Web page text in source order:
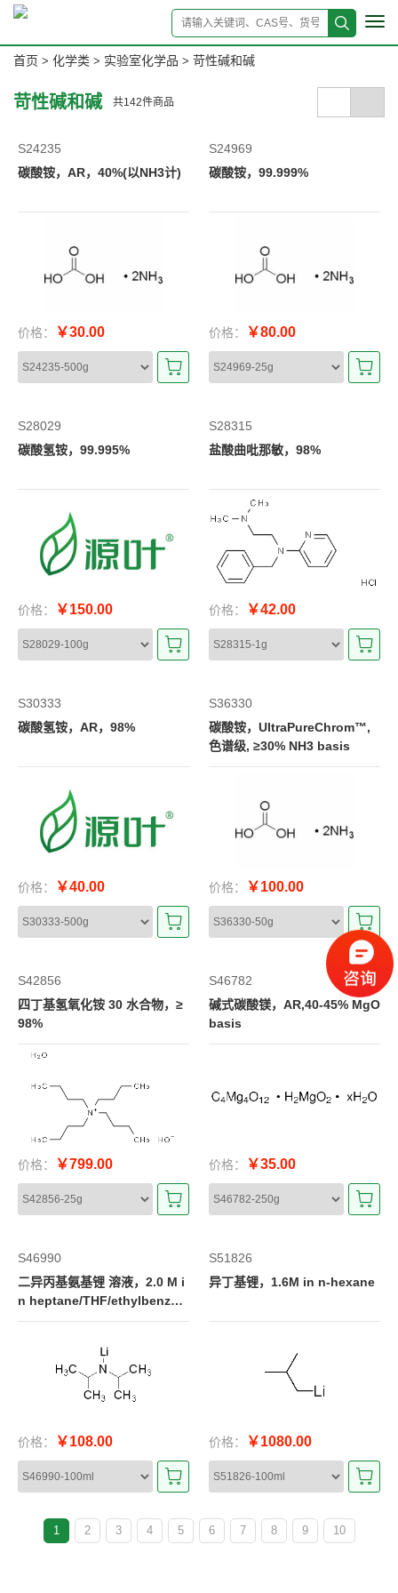
首页 > 化学类 > 实验室化学品 > 苛性碱和碱
苛性碱和碱 共142件商品
S24235
碳酸铵，AR，40%(以NH3计)
价格： ￥30.00
S24969
碳酸铵，99.999%
价格： ￥80.00
S28029
碳酸氢铵，99.995%
价格： ￥150.00
S28315
盐酸曲吡那敏，98%
价格： ￥42.00
S30333
碳酸氢铵，AR，98%
价格： ￥40.00
S36330
碳酸铵，UltraPureChrom™,
色谱级, ≥30% NH3 basis
价格： ￥100.00
S42856
四丁基氢氧化铵 30 水合物，≥
98%
价格： ￥799.00
S46782
碱式碳酸镁，AR,40-45% MgO
basis
价格： ￥35.00
S46990
二异丙基氨基锂 溶液，2.0 M i
n heptane/THF/ethylbenzen
e
价格： ￥108.00
S51826
异丁基锂，1.6M in n-hexane
价格： ￥1080.00
1 2 3 4 5 6 7 8 9 10